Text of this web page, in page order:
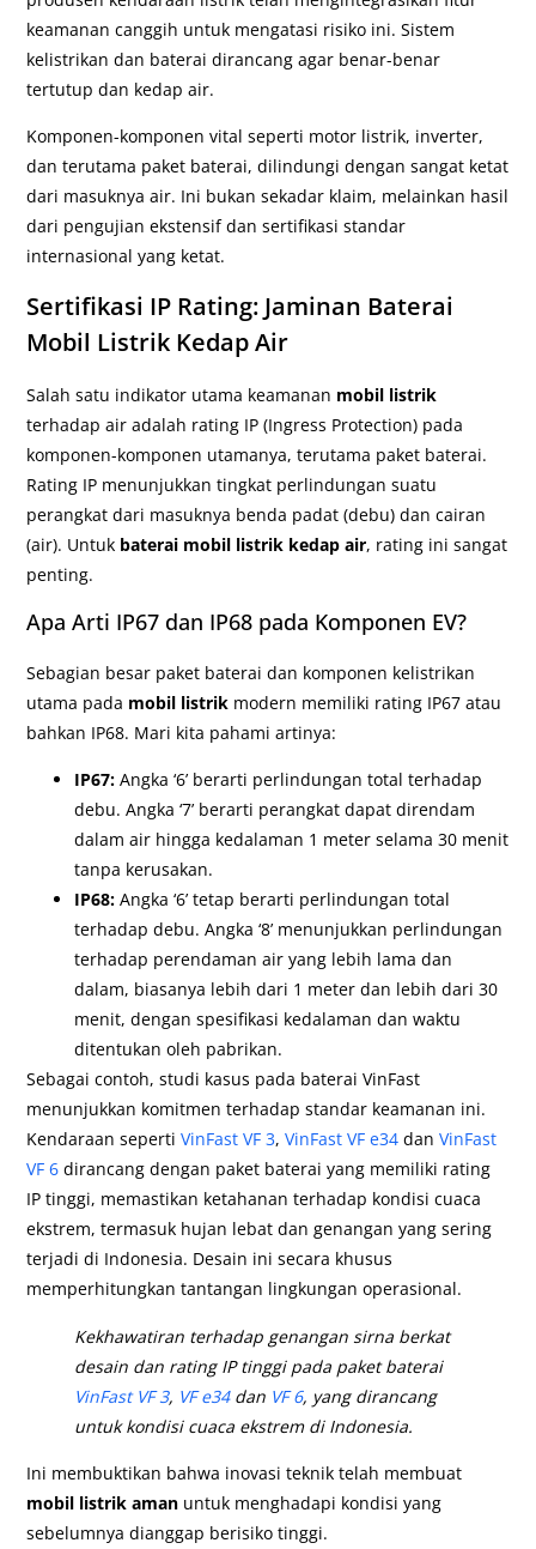
keamanan canggih untuk mengatasi risiko ini. Sistem
kelistrikan dan baterai dirancang agar benar-benar
tertutup dan kedap air.
Komponen-komponen vital seperti motor listrik, inverter,
dan terutama paket baterai, dilindungi dengan sangat ketat
dari masuknya air. Ini bukan sekadar klaim, melainkan hasil
dari pengujian ekstensif dan sertifikasi standar
internasional yang ketat.
Sertifikasi IP Rating: Jaminan Baterai
Mobil Listrik Kedap Air
Salah satu indikator utama keamanan mobil listrik
terhadap air adalah rating IP (Ingress Protection) pada
komponen-komponen utamanya, terutama paket baterai.
Rating IP menunjukkan tingkat perlindungan suatu
perangkat dari masuknya benda padat (debu) dan cairan
(air). Untuk baterai mobil listrik kedap air, rating ini sangat
penting.
Apa Arti IP67 dan IP68 pada Komponen EV?
Sebagian besar paket baterai dan komponen kelistrikan
utama pada mobil listrik modern memiliki rating IP67 atau
bahkan IP68. Mari kita pahami artinya:
IP67: Angka ‘6’ berarti perlindungan total terhadap
debu. Angka ‘7’ berarti perangkat dapat direndam
dalam air hingga kedalaman 1 meter selama 30 menit
tanpa kerusakan.
IP68: Angka ‘6’ tetap berarti perlindungan total
terhadap debu. Angka ‘8’ menunjukkan perlindungan
terhadap perendaman air yang lebih lama dan
dalam, biasanya lebih dari 1 meter dan lebih dari 30
menit, dengan spesifikasi kedalaman dan waktu
ditentukan oleh pabrikan.
Sebagai contoh, studi kasus pada baterai VinFast
menunjukkan komitmen terhadap standar keamanan ini.
Kendaraan sepertiVinFast VF 3,VinFast VF e34 danVinFast
VF 6 dirancang dengan paket baterai yang memiliki rating
IP tinggi, memastikan ketahanan terhadap kondisi cuaca
ekstrem, termasuk hujan lebat dan genangan yang sering
terjadi di Indonesia. Desain ini secara khusus
memperhitungkan tantangan lingkungan operasional.
Kekhawatiran terhadap genangan sirna berkat
desain dan rating IP tinggi pada paket baterai
VinFast VF 3, VF e34dan VF 6, yang dirancang
untuk kondisi cuaca ekstrem di Indonesia.
Ini membuktikan bahwa inovasi teknik telah membuat
mobil listrik aman untuk menghadapi kondisi yang
sebelumnya dianggap berisiko tinggi.